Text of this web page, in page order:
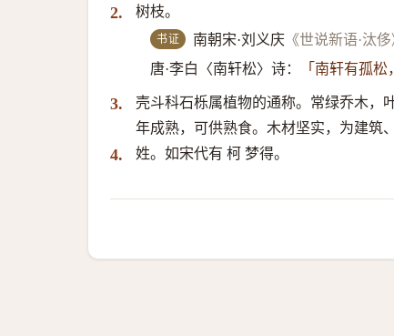
2. 树枝。
书证 南朝宋·刘义庆 《世说新语·汰侈
唐·李白〈南轩松〉诗：
「南轩有孤松
3.
壳斗科石栎属植物的通称。常绿乔木，
年成熟，可供熟食。木材坚实，为建筑
4. 姓。如宋代有 柯 梦得。